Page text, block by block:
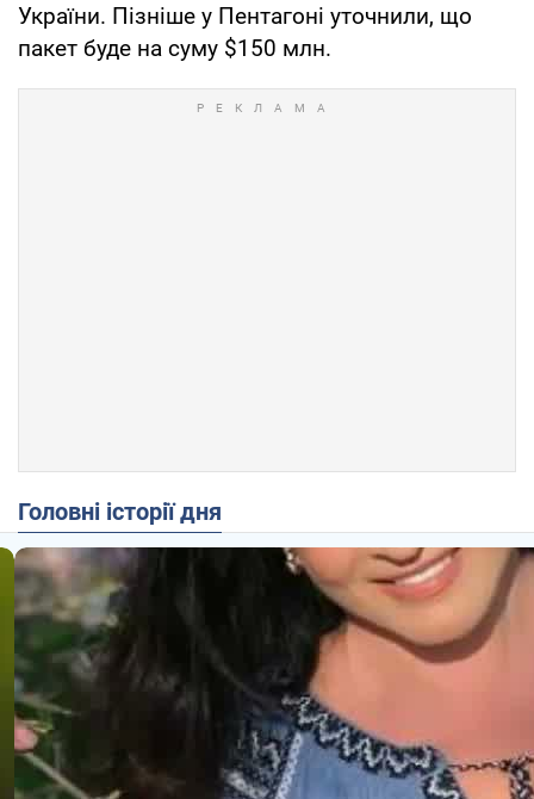
України. Пізніше у Пентагоні уточнили, що
пакет буде на суму $150 млн.
Головні історії дня